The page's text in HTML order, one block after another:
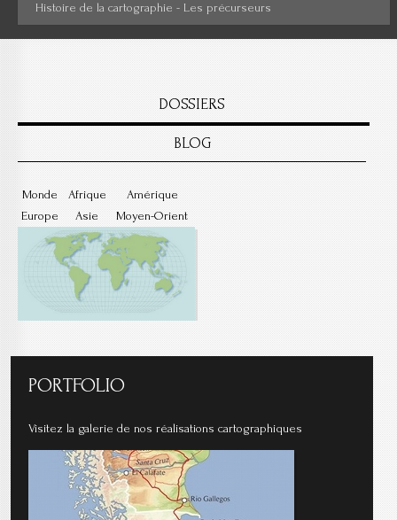
Histoire de la cartographie - Les précurseurs
DOSSIERS
BLOG
Monde
Europe
Afrique
Asie
Amérique
Moyen-Orient
PORTFOLIO
Visitez la galerie de nos réalisations cartographiques